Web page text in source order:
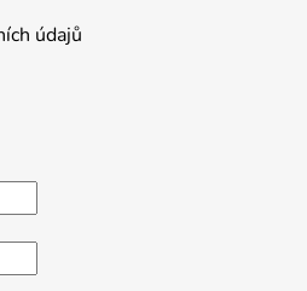
v
údajů